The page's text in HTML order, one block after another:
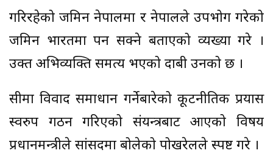
गरिरहेको जमिन नेपालमा र नेपालले उपभोग गरेको
जमिन भारतमा पर्न सक्ने बताएको व्यख्या गरे ।
उक्त अभिव्यक्ति समत्य भएको दाबी उनको छ ।
सीमा विवाद समाधान गर्नेबारेको कूटनीतिक प्रयास
स्वरुप गठन गरिएको संयन्त्रबाट आएको विषय
प्रधानमन्त्रीले सांसदमा बोलेको पोखरेलले स्पष्ट गरे ।